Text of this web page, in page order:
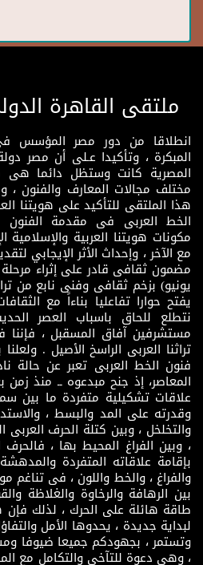
ملتقى القاهرة
انطلاقا من دور مصر المؤسس فى
المبكرة ، وتأكيدا عـلى أن مصر
المصرية كانت وستظل دائما هى
مختلف مجالات المعارف والفنون
هذا الملتقى للتأكيد على هويتنا
الخط العربى فى مقدمة الفنون
مكونات هويتنا العربية والإسلامية
مع الآخر ، وإحداث الأثر الإيجابي
يونيو) بزخم ثقافى وفنى نابع من
يفتح حوارا تفاعليا بناءاً مع
نتطلع للحاق باسباب العصر
مستشرفين آفاق المسقبل ،
تراثنا العربى الراسخ الأصيل .
فنون الخط العربى تعبر عن حالة
المعاصر، إذ جنح مبدعوه ــ منذ زمن
علاقات تشكيلية متفردة ما بين
وقدرته على المد والبسط ،
والتخلخل ، وبين كتلة الحرف العربى
، وبين الفراغ المحيط بها ، فالحرف
بإقامة علاقاته المتفردة
والفراغ ، والخط واللون ، فى
بين الرهافة والرخاوة والغلاظة
طاقة هائلة على الحرك ، لذلك
لبداية جديدة ، يحدوها الأمل
وتستمر ، بجهودكم جميعا ضيوفا
، وهى دعوة للتآخى والتكامل مع